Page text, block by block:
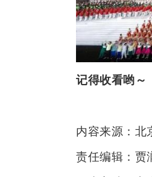
记得收看哟～
内容来源：北
责任编辑：贾